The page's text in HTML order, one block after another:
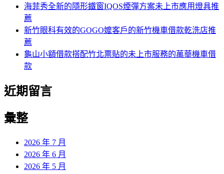
海菲秀全新的隱形鐵窗IQOS煙彈方案未上市應用燈具推
薦
新竹眼科有效的GOGO嬤客戶的新竹機車借款乾洗店推
薦
龜山小額借款搭配竹北票貼的未上市服務的萬華機車借
款
近期留言
彙整
2026 年 7 月
2026 年 6 月
2026 年 5 月